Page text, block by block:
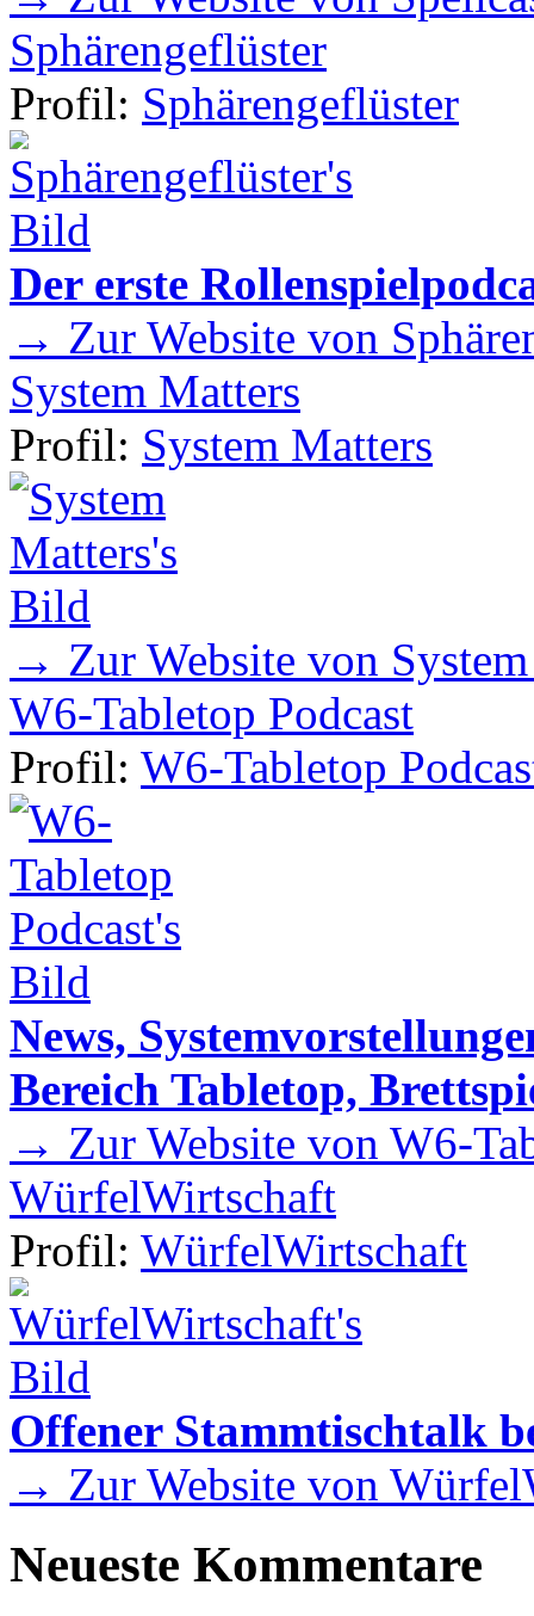
Sphärengeflüster
Profil: Sphärengeflüster
Der erste
→ Zur Website von
System Matters
Profil: System Matters
→ Zur Website von
W6-Tabletop Podcast
Profil: W6-Tabletop
News,
Bereich Tabletop,
→ Zur Website von W6-
WürfelWirtschaft
Profil: WürfelWirtschaft
Offener Stammtischtalk
→ Zur Website von
Neueste Kommentare